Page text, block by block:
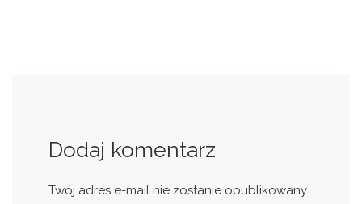
Dodaj komentarz
Twój adres e-mail nie zostanie opublikowany.